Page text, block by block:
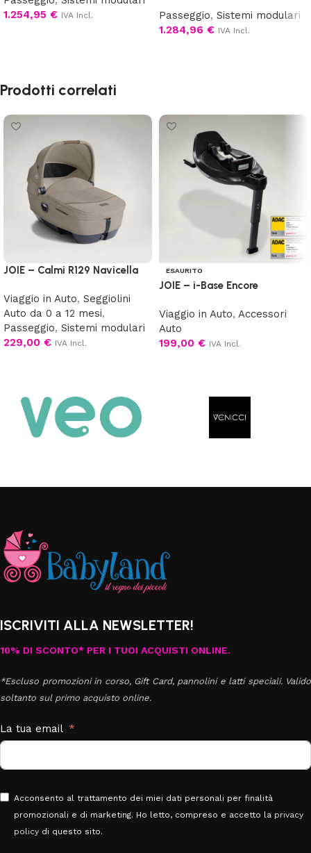
1.254,95 € IVA Incl.
Passeggio, Sistemi modulari
1.284,96 € IVA Incl.
Prodotti correlati
JOIE – Calmi R129 Navicella
Viaggio in Auto, Seggiolini
Auto da 0 a 12 mesi,
Passeggio, Sistemi modulari
229,00 € IVA Incl.
ESAURITO
JOIE – i-Base Encore
Viaggio in Auto, Accessori
Auto
199,00 € IVA Incl.
ISCRIVITI ALLA NEWSLETTER!
10% DI SCONTO* PER I TUOI ACQUISTI ONLINE.
*Escluso promozioni in corso, Gift Card, pannolini e latti speciali. Valido
soltanto sul primo acquisto online.
La tua email
Acconsento al trattamento dei miei dati personali per finalità
promozionali e di marketing. Ho letto, compreso e accetto la privacy
policy di questo sito.